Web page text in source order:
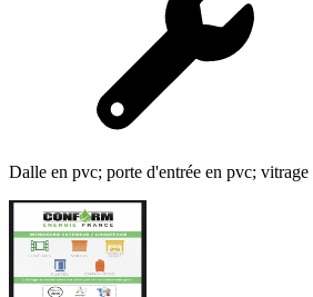
Dalle en pvc; porte d'entrée en pvc; vitrage